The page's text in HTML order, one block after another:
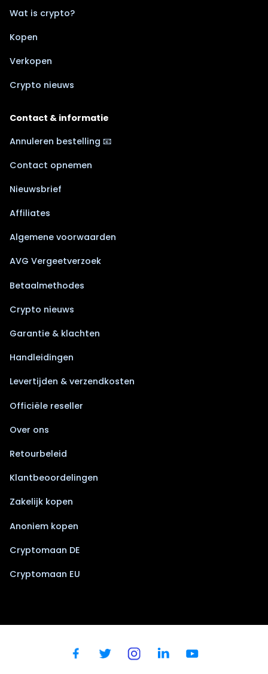
Wat is crypto?
Kopen
Verkopen
Crypto nieuws
Contact & informatie
Annuleren bestelling 📧
Contact opnemen
Nieuwsbrief
Affiliates
Algemene voorwaarden
AVG Vergeetverzoek
Betaalmethodes
Crypto nieuws
Garantie & klachten
Handleidingen
Levertijden & verzendkosten
Officiële reseller
Over ons
Retourbeleid
Klantbeoordelingen
Zakelijk kopen
Anoniem kopen
Cryptomaan DE
Cryptomaan EU